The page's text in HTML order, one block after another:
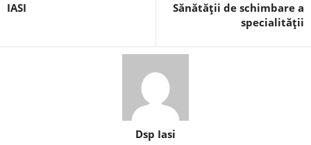
IASI
Sănătăţii de schimbare a
specialităţii
Dsp Iasi